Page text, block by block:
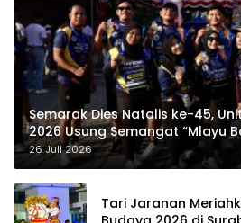
Semarak Dies Natalis ke-45,
2026 Usung Semangat “Mlayu
Bareng”
26 Juli 2026
Tari Jaranan